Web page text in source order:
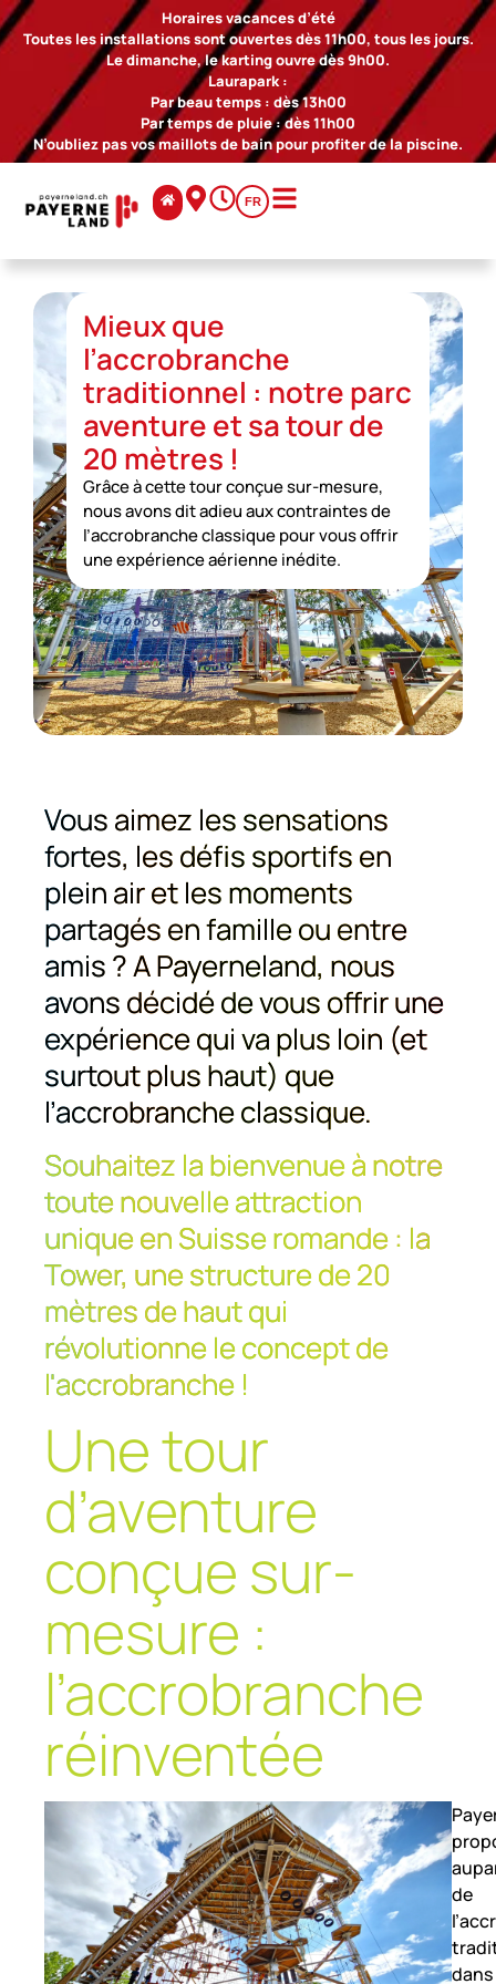
Horaires vacances d’été
Toutes les installations sont ouvertes dès 11h00, tous les jours.
Le dimanche, le karting ouvre dès 9h00.
Laurapark :
Par beau temps : dès 13h00
Par temps de pluie : dès 11h00
N’oubliez pas vos maillots de bain pour profiter de la piscine.
FR
Mieux que
l’accrobranche
traditionnel : notre parc
aventure et sa tour de
20 mètres !
Grâce à cette tour conçue sur-mesure,
nous avons dit adieu aux contraintes de
l’accrobranche classique pour vous offrir
une expérience aérienne inédite.
Vous aimez les sensations
fortes, les défis sportifs en
plein air et les moments
partagés en famille ou entre
amis ? A Payerneland, nous
avons décidé de vous offrir une
expérience qui va plus loin (et
surtout plus haut) que
l’accrobranche classique.
Souhaitez la bienvenue à notre
toute nouvelle attraction
unique en Suisse romande : la
Tower, une structure de 20
mètres de haut qui
révolutionne le concept de
l'accrobranche !
Une tour
d’aventure
conçue sur-
mesure :
l’accrobranche
réinventée
de
dans